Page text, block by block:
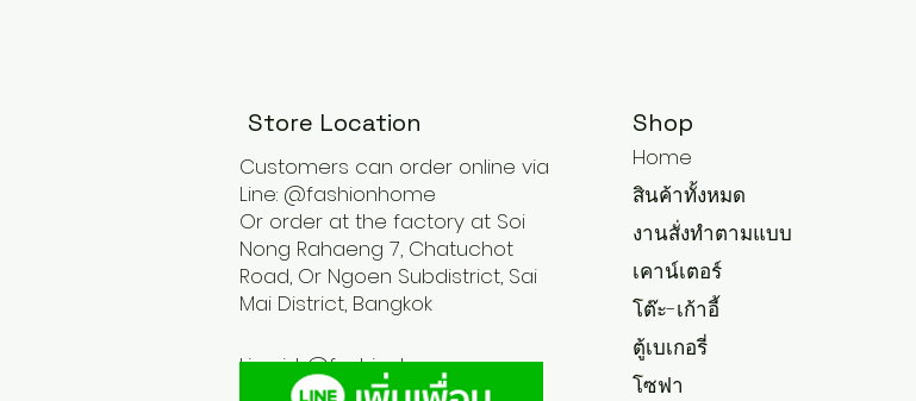
Store Location
Customers can order online via
Line: @fashionhome
Or order at the factory at Soi
Nong Rahaeng 7, Chatuchot
Road, Or Ngoen Subdistrict, Sai
Mai District, Bangkok
Line id :@fashionhome
Shop
Home
สินค้าทั้งหมด
งานสั่งทำตามแบบ
เคาน์เตอร์
โต๊ะ-เก้าอี้
ตู้เบเกอรี่
โซฟา